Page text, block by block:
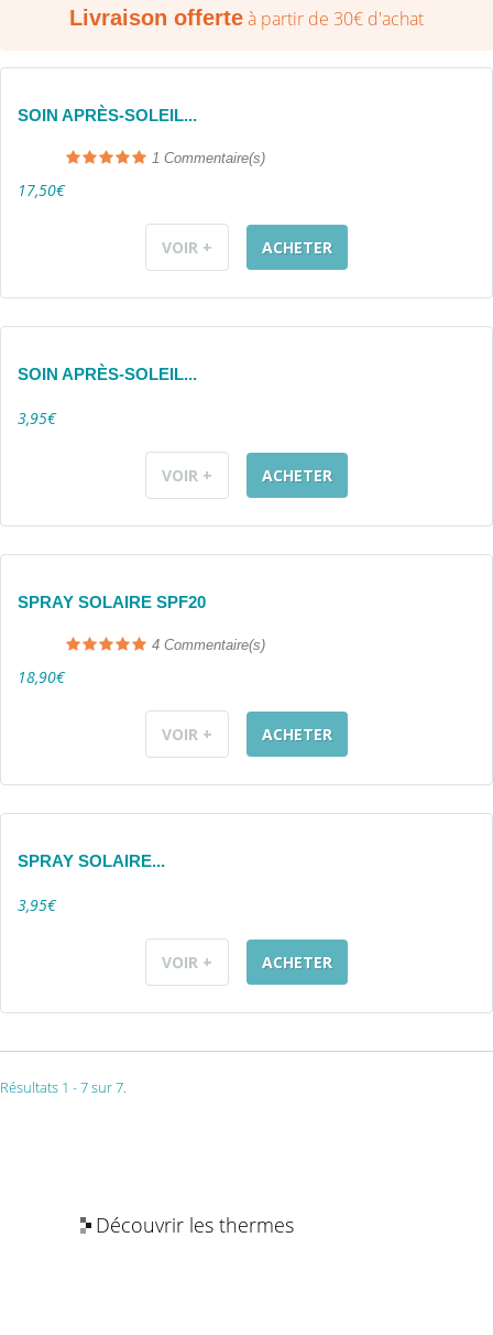
Livraison offerteà partir de 30€ d'achat
SOIN APRÈS-SOLEIL...
1 Commentaire(s)
17,50€
VOIR + ACHETER
SOIN APRÈS-SOLEIL...
3,95€
VOIR + ACHETER
SPRAY SOLAIRE SPF20
4 Commentaire(s)
18,90€
VOIR + ACHETER
SPRAY SOLAIRE...
3,95€
VOIR + ACHETER
Résultats 1 - 7 sur 7.
Découvrir les thermes